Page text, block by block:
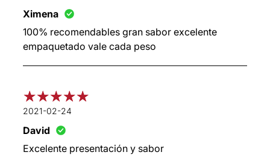
Ximena
100% recomendables gran sabor excelente
empaquetado vale cada peso
2021-02-24
David
Excelente presentación y sabor